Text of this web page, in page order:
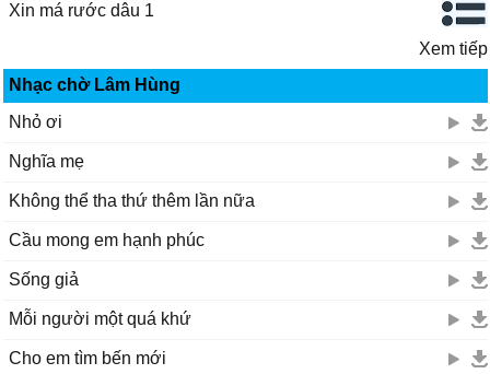
Xin má rước dâu 1
Xem tiếp
Nhạc chờ Lâm Hùng
Nhỏ ơi
Nghĩa mẹ
Không thể tha thứ thêm lần nữa
Cầu mong em hạnh phúc
Sống giả
Mỗi người một quá khứ
Cho em tìm bến mới